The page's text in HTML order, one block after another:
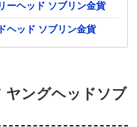
ーヘッド ソブリン金貨
ヘッド ソブリン金貨
ヤングヘッドソブ